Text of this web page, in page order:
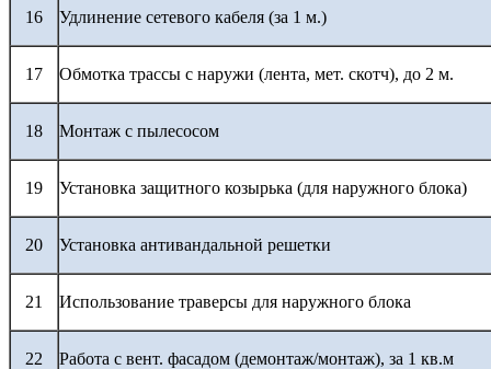
16 Удлинение сетевого кабеля (за 1 м.)
17 Обмотка трассы с наружи (лента, мет. скотч), до 2 м.
18 Монтаж с пылесосом
19 Установка защитного козырька (для наружного блока)
20 Установка антивандальной решетки
21 Использование траверсы для наружного блока
22 Работа с вент. фасадом (демонтаж/монтаж), за 1 кв.м